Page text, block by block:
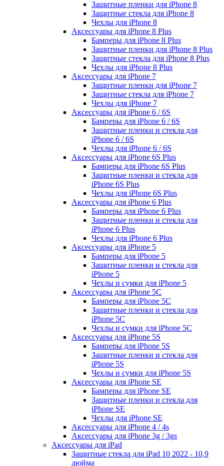
Защитные пленки для iPhone 8
Защитные стекла для iPhone 8
Чехлы для iPhone 8
Аксессуары для iPhone 8 Plus
Бамперы для iPhone 8 Plus
Защитные пленки для iPhone 8 Plus
Защитные стекла для iPhone 8 Plus
Чехлы для iPhone 8 Plus
Аксессуары для iPhone 7
Защитные пленки для iPhone 7
Защитные стекла для iPhone 7
Чехлы для iPhone 7
Аксессуары для iPhone 6 / 6S
Бамперы для iPhone 6 / 6S
Защитные пленки и стекла для
iPhone 6 / 6S
Чехлы для iPhone 6 / 6S
Аксессуары для iPhone 6S Plus
Бамперы для iPhone 6S Plus
Защитные пленки и стекла для
iPhone 6S Plus
Чехлы для iPhone 6S Plus
Аксессуары для iPhone 6 Plus
Бамперы для iPhone 6 Plus
Защитные пленки и стекла для
iPhone 6 Plus
Чехлы для iPhone 6 Plus
Аксессуары для iPhone 5
Бамперы для iPhone 5
Защитные пленки и стекла для
iPhone 5
Чехлы и сумки для iPhone 5
Аксессуары для iPhone 5C
Бамперы для iPhone 5C
Защитные пленки и стекла для
iPhone 5C
Чехлы и сумки для iPhone 5C
Аксессуары для iPhone 5S
Бамперы для iPhone 5S
Защитные пленки и стекла для
iPhone 5S
Чехлы и сумки для iPhone 5S
Аксессуары для iPhone SE
Бамперы для iPhone SE
Защитные пленки и стекла для
iPhone SE
Чехлы для iPhone SE
Аксессуары для iPhone 4 / 4s
Аксессуары для iPhone 3g / 3gs
Аксессуары для iPad
Защитные стекла для iPad 10 2022 - 10,9
дюйма